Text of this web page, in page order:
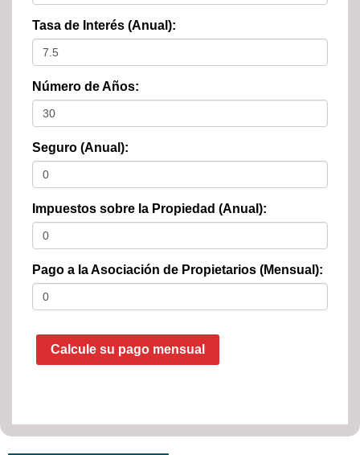
Tasa de Interés (Anual):
Número de Años:
Seguro (Anual):
Impuestos sobre la Propiedad (Anual):
Pago a la Asociación de Propietarios (Mensual):
Calcule su pago mensual